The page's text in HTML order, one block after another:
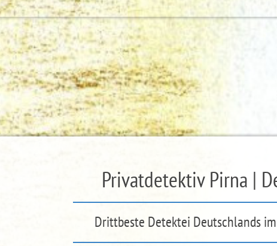
Privatdetektiv Pirna |
Drittbeste Detektei Deutschlands